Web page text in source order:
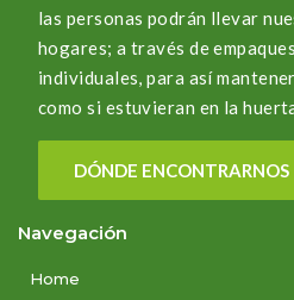
las personas podrán llevar
hogares; a través de
individuales, para así
como si estuvieran en la
DÓNDE ENCONTRARNOS
Navegación
Home